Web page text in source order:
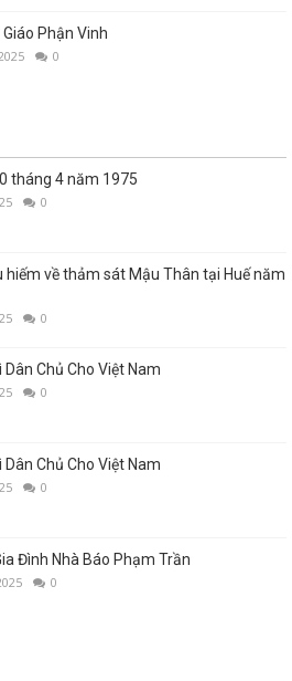
Phận Vinh
0
tháng 4 năm 1975
0
hiếm về thảm sát Mậu Thân tại Huế năm
0
Dân Chủ Cho Việt Nam
0
Dân Chủ Cho Việt Nam
0
Đình Nhà Báo Phạm Trần
0